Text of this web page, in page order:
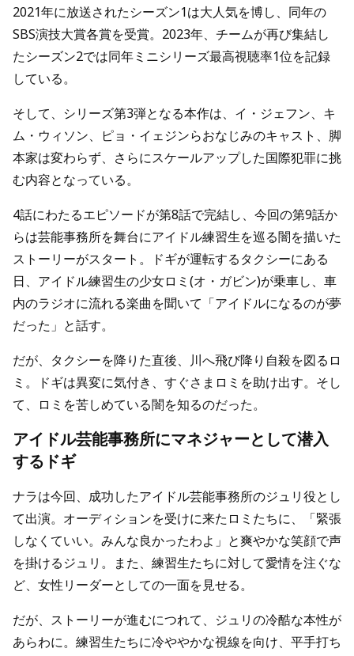
2021年に放送されたシーズン1は大人気を博し、同年の
SBS演技大賞各賞を受賞。2023年、チームが再び集結し
たシーズン2では同年ミニシリーズ最高視聴率1位を記録
している。
そして、シリーズ第3弾となる本作は、イ・ジェフン、キ
ム・ウィソン、ピョ・イェジンらおなじみのキャスト、脚
本家は変わらず、さらにスケールアップした国際犯罪に挑
む内容となっている。
4話にわたるエピソードが第8話で完結し、今回の第9話か
らは芸能事務所を舞台にアイドル練習生を巡る闇を描いた
ストーリーがスタート。ドギが運転するタクシーにある
日、アイドル練習生の少女ロミ(オ・ガビン)が乗車し、車
内のラジオに流れる楽曲を聞いて「アイドルになるのが夢
だった」と話す。
だが、タクシーを降りた直後、川へ飛び降り自殺を図るロ
ミ。ドギは異変に気付き、すぐさまロミを助け出す。そし
て、ロミを苦しめている闇を知るのだった。
アイドル芸能事務所にマネジャーとして潜入
するドギ
ナラは今回、成功したアイドル芸能事務所のジュリ役とし
て出演。オーディションを受けに来たロミたちに、「緊張
しなくていい。みんな良かったわよ」と爽やかな笑顔で声
を掛けるジュリ。また、練習生たちに対して愛情を注ぐな
ど、女性リーダーとしての一面を見せる。
だが、ストーリーが進むにつれて、ジュリの冷酷な本性が
あらわに。練習生たちに冷ややかな視線を向け、平手打ち